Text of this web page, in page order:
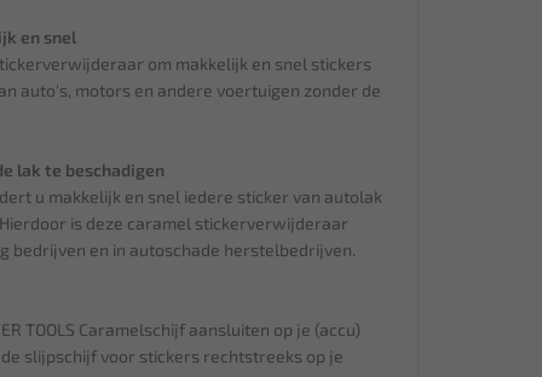
en snel
om makkelijk en snel stickers
auto's, motors en andere voertuigen zonder de
lak te beschadigen
u makkelijk en snel iedere sticker van autolak
is deze caramel stickerverwijderaar
bedrijven en in autoschade herstelbedrijven.
TOOLS Caramelschijf aansluiten op je (accu)
slijpschijf voor stickers rechtstreeks op je